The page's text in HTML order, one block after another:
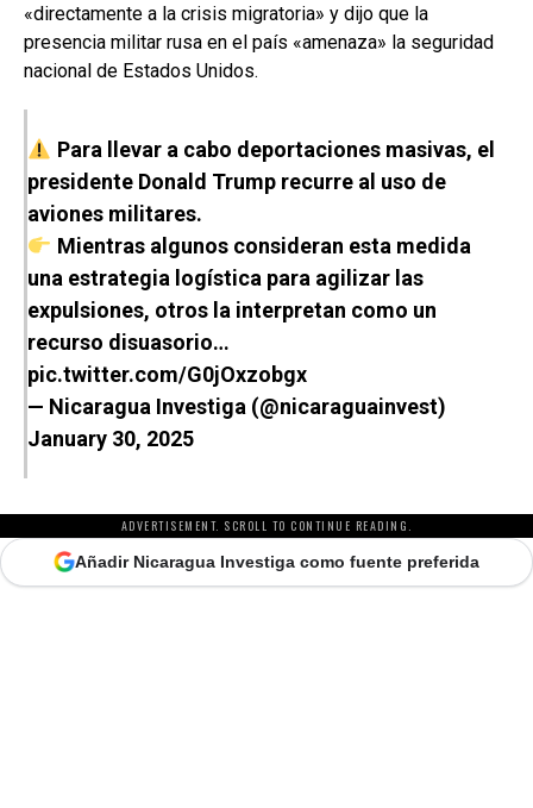
«directamente a la crisis migratoria» y dijo que la
presencia militar rusa en el país «amenaza» la seguridad
nacional de Estados Unidos.
Para llevar a cabo deportaciones masivas, el
presidente Donald Trump recurre al uso de
aviones militares.
Mientras algunos consideran esta medida
una estrategia logística para agilizar las
expulsiones, otros la interpretan como un
recurso disuasorio…
pic.twitter.com/G0jOxzobgx
— Nicaragua Investiga (@nicaraguainvest)
January 30, 2025
ADVERTISEMENT. SCROLL TO CONTINUE READING.
Añadir Nicaragua Investiga como fuente preferida